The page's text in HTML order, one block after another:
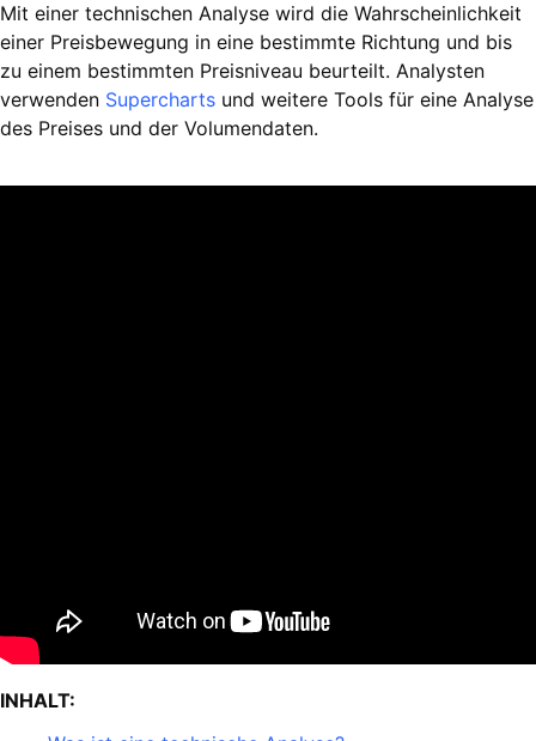
Mit einer technischen Analyse wird die Wahrscheinlichkeit
einer Preisbewegung in eine bestimmte Richtung und bis
zu einem bestimmten Preisniveau beurteilt. Analysten
verwenden Supercharts und weitere Tools für eine Analyse
des Preises und der Volumendaten.
INHALT: